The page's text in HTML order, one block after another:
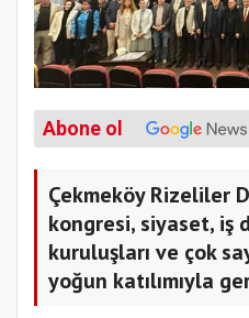
Abone ol
Çekmeköy Rizeliler
kongresi, siyaset, iş
kuruluşları ve çok
yoğun katılımıyla